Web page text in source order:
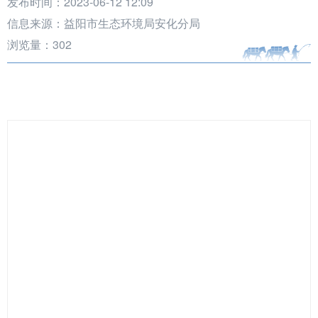
信息来源：益阳市生态环境局安化分局
浏览量： 302